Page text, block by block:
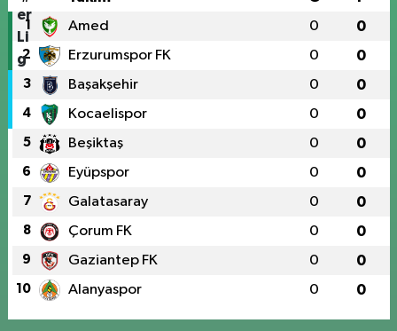
1 Amed 0 0
2 Erzurumspor FK 0 0
3 Başakşehir 0 0
4 Kocaelispor 0 0
5 Beşiktaş 0 0
6 Eyüpspor 0 0
7 Galatasaray 0 0
8 Çorum FK 0 0
9 Gaziantep FK 0 0
10 Alanyaspor 0 0